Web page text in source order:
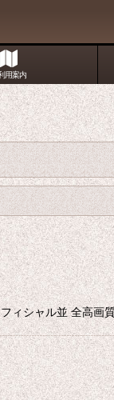
用案内
ィシャル並 全高画